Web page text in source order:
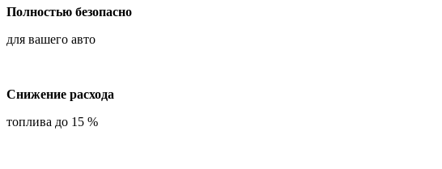
Полностью безопасно
для вашего авто
Снижение расхода
топлива до 15 %